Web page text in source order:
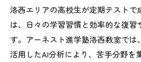
洛西エリアの高校生が定期テストで
は、日々の学習習慣と効率的な復習
す。アーネスト進学塾洛西教室では
活用したAI分析により、苦手分野を